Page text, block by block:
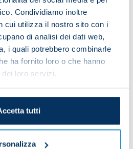
Condividiamo inoltre
cui utilizza il nostro sito con i
di analisi dei dati web,
i quali potrebbero combinarle
ha fornito loro o che hanno
loro servizi.
tutti
turn our attentions to the
first group game and we still
to qualify for the knockout
your friends and support the